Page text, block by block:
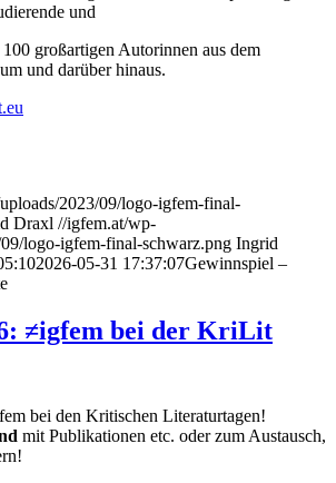
und
großartigen Autorinnen aus dem
und darüber hinaus.
2023/09/logo-igfem-final-
Draxl //igfem.at/wp-
logo-igfem-final-schwarz.png Ingrid
2026-05-31 17:37:07Gewinnspiel –
≠igfem bei der KriLit
bei den Kritischen Literaturtagen!
mit Publikationen etc. oder zum Austausch,